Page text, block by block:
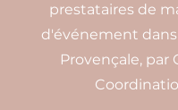
prestataires de
d'événement
Provençale, par